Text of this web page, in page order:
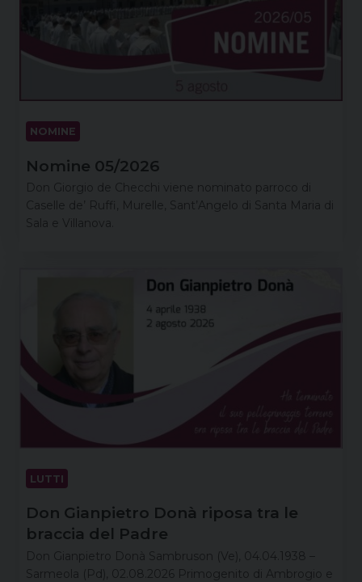
NOMINE
Nomine 05/2026
Don Giorgio de Checchi viene nominato parroco di
Caselle de’ Ruffi, Murelle, Sant’Angelo di Santa Maria di
Sala e Villanova.
LUTTI
Don Gianpietro Donà riposa tra le
braccia del Padre
Don Gianpietro Donà Sambruson (Ve), 04.04.1938 –
Sarmeola (Pd), 02.08.2026 Primogenito di Ambrogio e